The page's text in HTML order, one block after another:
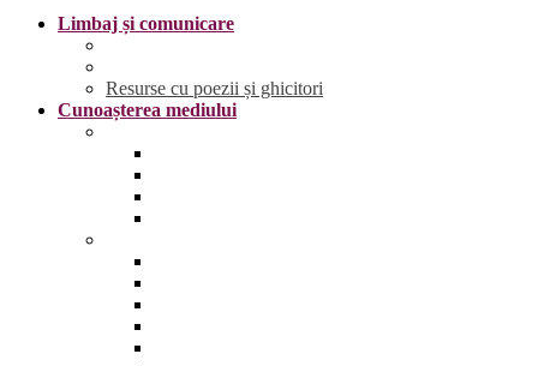
Limbaj și comunicare
Resurse cu poezii și ghicitori
Cunoașterea mediului